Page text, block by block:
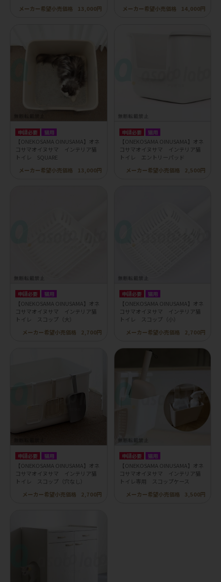
メーカー希望小売価格
13,000円
メーカー希望小売価格
14,000円
申請必要 猫用
【ONEKOSAMA OINUSAMA】オネ
コサマオイヌサマ インテリア猫
トイレ SQUARE
メーカー希望小売価格
13,000円
申請必要 猫用
【ONEKOSAMA OINUSAMA】オネ
コサマオイヌサマ インテリア猫
トイレ エントリーパッド
メーカー希望小売価格
2,500円
申請必要 猫用
【ONEKOSAMA OINUSAMA】オネ
コサマオイヌサマ インテリア猫
トイレ スコップ（大）
メーカー希望小売価格
2,700円
申請必要 猫用
【ONEKOSAMA OINUSAMA】オネ
コサマオイヌサマ インテリア猫
トイレ スコップ（小）
メーカー希望小売価格
2,700円
申請必要 猫用
【ONEKOSAMA OINUSAMA】オネ
コサマオイヌサマ インテリア猫
トイレ スコップ（穴なし）
メーカー希望小売価格
2,700円
申請必要 猫用
【ONEKOSAMA OINUSAMA】オネ
コサマオイヌサマ インテリア猫
トイレ専用 スコップケース
メーカー希望小売価格
3,500円